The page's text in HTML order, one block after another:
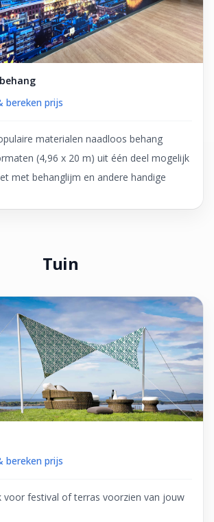
bereken prijs
materialen naadloos behang
(4,96 x 20 m) uit één deel mogelijk
met behanglijm en andere handige
Tuin
bereken prijs
voor festival of terras voorzien van jouw